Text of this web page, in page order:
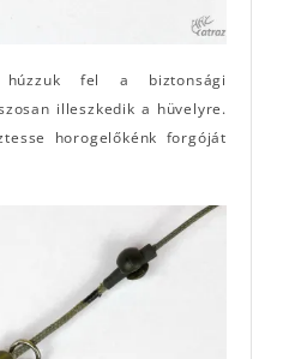
fel a biztonsági
illeszkedik a hüvelyre.
horogelőkénk forgóját